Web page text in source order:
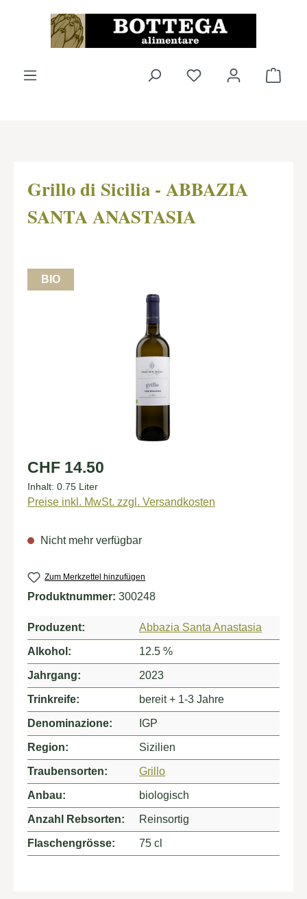
Zum Hauptinhalt springen
Du hast 0 Produkte
Grillo di Sicilia - ABBAZIA
SANTA ANASTASIA
BIO
Bildergalerie überspringen
Regulärer Preis:
CHF 14.50
Inhalt: 0.75 Liter
Preise inkl. MwSt. zzgl. Versandkosten
Nicht mehr verfügbar
Zum Merkzettel hinzufügen
Produktnummer: 300248
Produzent: Abbazia Santa Anastasia
Alkohol: 12.5 %
Jahrgang: 2023
Trinkreife: bereit + 1-3 Jahre
Denominazione: IGP
Region: Sizilien
Traubensorten: Grillo
Anbau: biologisch
Anzahl Rebsorten: Reinsortig
Flaschengrösse: 75 cl